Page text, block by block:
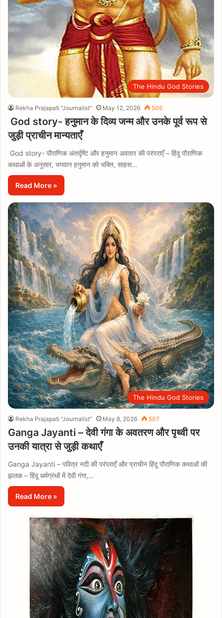
The Hindu God Stories
Rekha Prajapati "Journalist" May 12, 2026 506
God story- हनुमान के दिव्य जन्म और उनके पूर्व रूप से
जुड़ी प्राचीन मान्यताएँ
God story- पौराणिक अंतर्दृष्टि और हनुमान अवतार की परंपराएँ – हिंदू पौराणिक
कथाओं के अनुसार, भगवान हनुमान को भक्ति, साहस…
Read More »
The Hindu God Stories
Rekha Prajapati "Journalist" May 8, 2026 507
Ganga Jayanti – देवी गंगा के अवतरण और पृथ्वी पर
उनकी यात्रा से जुड़ी कथाएँ
Ganga Jayanti – पवित्र नदी की परंपराएँ और प्राचीन हिंदू पौराणिक कथाओं की
झलक – हिंदू धर्मग्रंथों में देवी गंगा,…
Read More »